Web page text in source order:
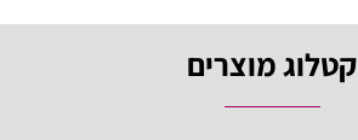
קטלוג מוצרים